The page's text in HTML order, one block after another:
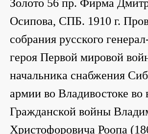
Золото 56 пр. Фирма
Осипова, СПБ. 1910 г.
собрания русского
героя Первой мировой
начальника снабжения
армии во Владивостоке во
Гражданской войны
Христофоровича Роопа